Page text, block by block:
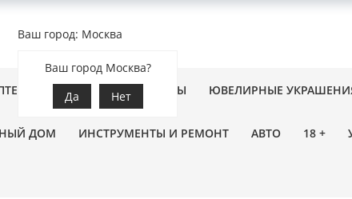
Ваш город: Москва
Ваш город Москва?
Да
Нет
ЗООТОВАРЫ ЦВЕТЫ ЮВЕЛИРНЫЕ
ДОМ ИНСТРУМЕНТЫ И РЕМОНТ АВТО 18 +